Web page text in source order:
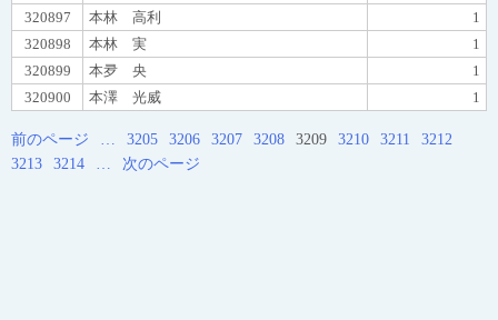
320897
本林 高利
1
320898
本林 実
1
320899
本夛 央
1
320900
本澤 光威 1
前のページ … 3205 3206 3207 3208 3209 3210 3211
3212
3213
3214 … 次のページ